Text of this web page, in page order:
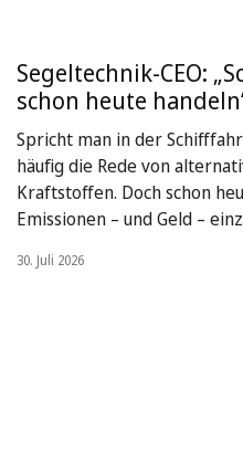
Segeltechnik-CEO:
schon heute
Spricht man in der
häufig die Rede von
Kraftstoffen. Doch schon
Emissionen – und Geld –
30. Juli 2026